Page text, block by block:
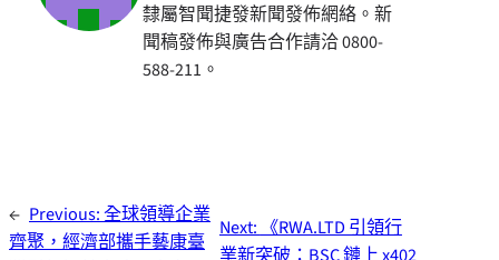
隸屬智聞捷發新聞發佈網絡。新
聞稿發佈與廣告合作請洽 0800-
588-211。
← Previous:全球領導企業
齊聚，經濟部攜手藝康臺
Next: 《RWA.LTD 引領行